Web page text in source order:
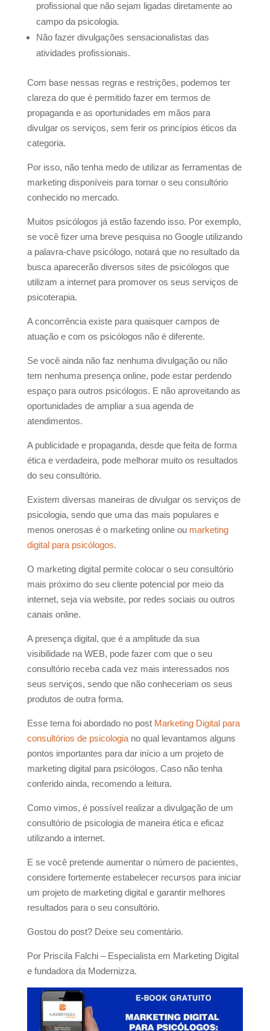
profissional que não sejam ligadas diretamente ao
campo da psicologia.
Não fazer divulgações sensacionalistas das
atividades profissionais.
Com base nessas regras e restrições, podemos ter
clareza do que é permitido fazer em termos de
propaganda e as oportunidades em mãos para
divulgar os serviços, sem ferir os princípios éticos da
categoria.
Por isso, não tenha medo de utilizar as ferramentas de
marketing disponíveis para tornar o seu consultório
conhecido no mercado.
Muitos psicólogos já estão fazendo isso. Por exemplo,
se você fizer uma breve pesquisa no Google utilizando
a palavra-chave psicólogo, notará que no resultado da
busca aparecerão diversos sites de psicólogos que
utilizam a internet para promover os seus serviços de
psicoterapia.
A concorrência existe para quaisquer campos de
atuação e com os psicólogos não é diferente.
Se você ainda não faz nenhuma divulgação ou não
tem nenhuma presença online, pode estar perdendo
espaço para outros psicólogos. E não aproveitando as
oportunidades de ampliar a sua agenda de
atendimentos.
A publicidade e propaganda, desde que feita de forma
ética e verdadeira, pode melhorar muito os resultados
do seu consultório.
Existem diversas maneiras de divulgar os serviços de
psicologia, sendo que uma das mais populares e
menos onerosas é o marketing online ou marketing
digital para psicólogos.
O marketing digital permite colocar o seu consultório
mais próximo do seu cliente potencial por meio da
internet, seja via website, por redes sociais ou outros
canais online.
A presença digital, que é a amplitude da sua
visibilidade na WEB, pode fazer com que o seu
consultório receba cada vez mais interessados nos
seus serviços, sendo que não conheceriam os seus
produtos de outra forma.
Esse tema foi abordado no post Marketing Digital para
consultórios de psicologiano qual levantamos alguns
pontos importantes para dar início a um projeto de
marketing digital para psicólogos. Caso não tenha
conferido ainda, recomendo a leitura.
Como vimos, é possível realizar a divulgação de um
consultório de psicologia de maneira ética e eficaz
utilizando a internet.
E se você pretende aumentar o número de pacientes,
considere fortemente estabelecer recursos para iniciar
um projeto de marketing digital e garantir melhores
resultados para o seu consultório.
Gostou do post? Deixe seu comentário.
Por Priscila Falchi – Especialista em Marketing Digital
e fundadora da Modernizza.